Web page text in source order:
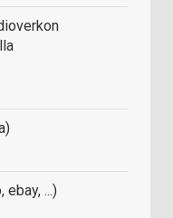
ebay, ...)